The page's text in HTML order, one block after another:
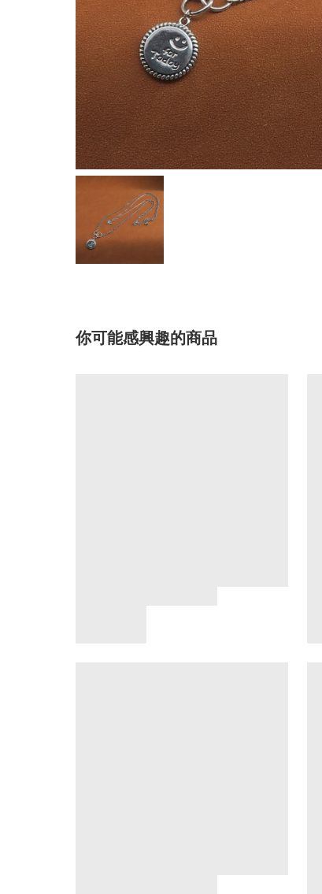
你可能感興趣的商品